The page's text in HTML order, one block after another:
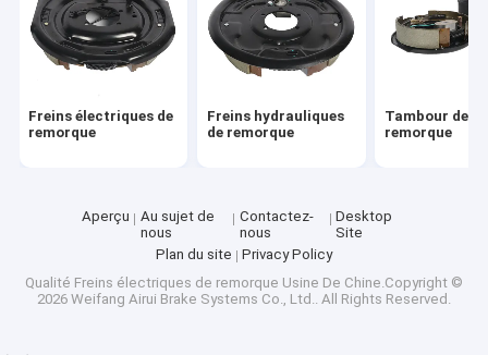
Freins électriques de
remorque
Freins hydrauliques
de remorque
Tambour de
remorque
Aperçu
Au sujet de
nous
Contactez-
nous
Desktop
Site
Plan du site
Privacy Policy
Qualité Freins électriques de remorque Usine De Chine.Copyright ©
2026 Weifang Airui Brake Systems Co., Ltd.. All Rights Reserved.